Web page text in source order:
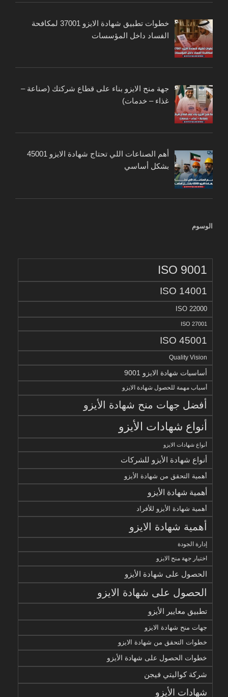
خطوات تطبيق شهادة الايزو 37001 لمكافحة
الفساد داخل المؤسسات
جهة منح الايزو بناء على قطاع شركتك (صناعة –
غذاء – خدمات)
أهم الصناعات اللي تحتاج شهادة الايزو 45001
بشكل أساسي
الوسوم
ISO 9001
ISO 14001
ISO 22000
ISO 27001
ISO 45001
Quality Vision
أساسيات شهادة الايزو 9001
أسباب مهمة للحصول شهادة الايزو
أفضل جهات منح شهادة الأيزو
أنواع شهادات الأيزو
أنواع شهادات الايزو
أنواع شهادة الأيزو للشركات
أهمية التحقق من شهادة الأيزو
أهمية شهادة الأيزو
أهمية شهادة الأيزو للأفراد
أهمية شهادة الايزو
إدارة الجودة
اختيار جهة منح الايزو
الحصول على شهادة الأيزو
الحصول على شهادة الايزو
تطبيق معايير الأيزو
جهات منح شهادة الايزو
خطوات التحقق من شهادة الايزو
خطوات الحصول على شهادة الأيزو
شركة كواليتي فيجن
شهادات الأيزو